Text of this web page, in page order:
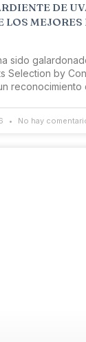
DE
LOS
sido
Selection by
reconocimiento
No hay